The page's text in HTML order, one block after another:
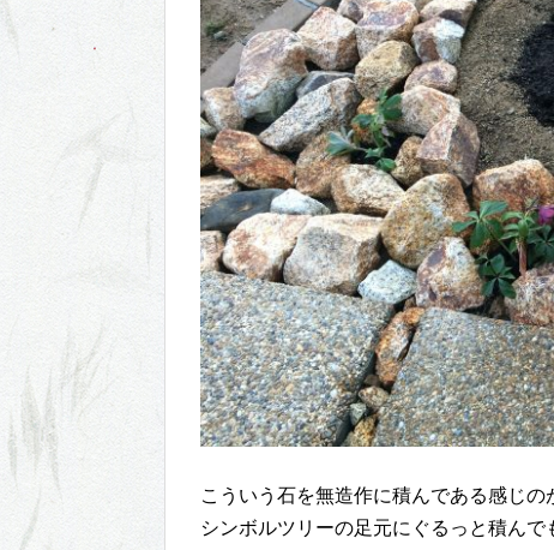
こういう石を無造作に積んである感じの
シンボルツリーの足元にぐるっと積んで